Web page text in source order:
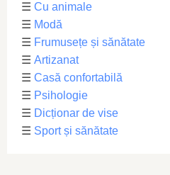
☰ Cu animale
☰ Modă
☰ Frumusețe și sănătate
☰ Artizanat
☰ Casă confortabilă
☰ Psihologie
☰ Dicționar de vise
☰ Sport și sănătate